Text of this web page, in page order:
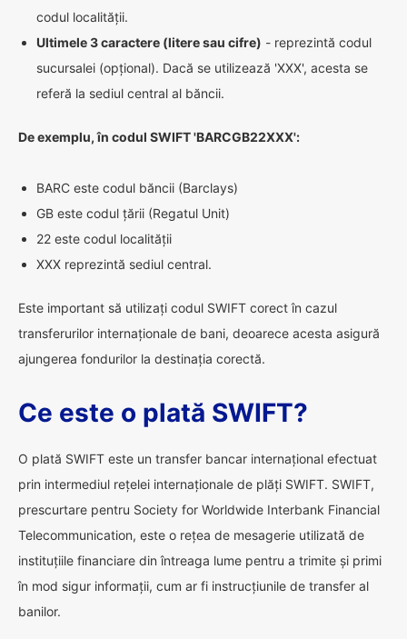
codul localității.
Ultimele 3 caractere (litere sau cifre) - reprezintă codul
sucursalei (opțional). Dacă se utilizează 'XXX', acesta se
referă la sediul central al băncii.
De exemplu, în codul SWIFT 'BARCGB22XXX':
BARC este codul băncii (Barclays)
GB este codul țării (Regatul Unit)
22 este codul localității
XXX reprezintă sediul central.
Este important să utilizați codul SWIFT corect în cazul
transferurilor internaționale de bani, deoarece acesta asigură
ajungerea fondurilor la destinația corectă.
Ce este o plată SWIFT?
O plată SWIFT este un transfer bancar internațional efectuat
prin intermediul rețelei internaționale de plăți SWIFT. SWIFT,
prescurtare pentru Society for Worldwide Interbank Financial
Telecommunication, este o rețea de mesagerie utilizată de
instituțiile financiare din întreaga lume pentru a trimite și primi
în mod sigur informații, cum ar fi instrucțiunile de transfer al
banilor.